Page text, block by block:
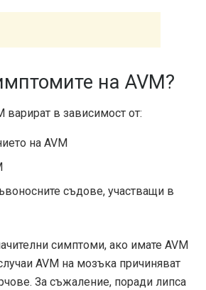
на AVM?
варират в зависимост от:
на AVM
съдове, участващи в
симптоми, ако имате AVM
AVM на мозъка причиняват
За съжаление, поради липса